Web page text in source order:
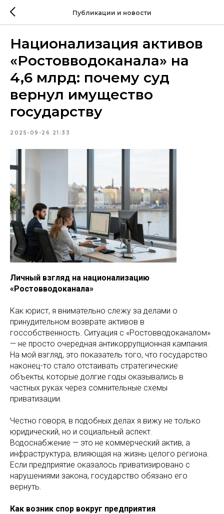
Публикации и новости
Национализация активов
«Ростовводоканала» на
4,6 млрд: почему суд
вернул имущество
государству
2025-09-26 21:33
Личный взгляд на национализацию
«Ростовводоканала»
Как юрист, я внимательно слежу за делами о
принудительном возврате активов в
госсобственность. Ситуация с «Ростовводоканалом»
— не просто очередная антикоррупционная кампания.
На мой взгляд, это показатель того, что государство
наконец-то стало отстаивать стратегические
объекты, которые долгие годы оказывались в
частных руках через сомнительные схемы
приватизации.
Честно говоря, в подобных делах я вижу не только
юридический, но и социальный аспект.
Водоснабжение — это не коммерческий актив, а
инфраструктура, влияющая на жизнь целого региона.
Если предприятие оказалось приватизировано с
нарушениями закона, государство обязано его
вернуть.
Как возник спор вокруг предприятия